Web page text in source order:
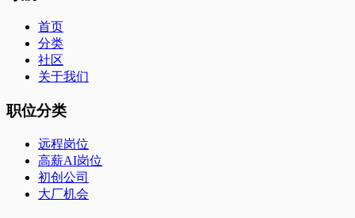
首页
分类
社区
关于我们
职位分类
远程岗位
高薪AI岗位
初创公司
大厂机会